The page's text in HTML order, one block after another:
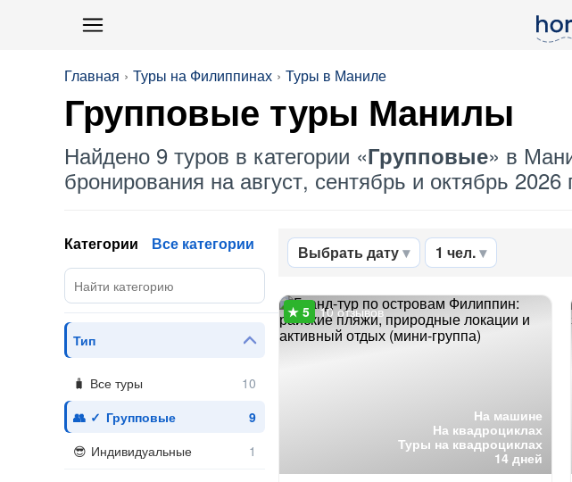
Главная Туры на Филиппинах Туры в Маниле
Групповые туры Манилы
Найдено 9 туров в категории «Групповые» в
бронирования на август, сентябрь и октябрь 2026
Выбрать дату 1 чел.
На машине
На квадроциклах
Туры на квадроциклах
14 дней
10 отзывов
Категории Все категории
Тип
Все туры
Групповые
Индивидуальные